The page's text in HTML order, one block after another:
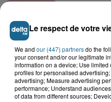
13h28
Athlétisme,
Jimmy
13h23
Des cours...
Dunes
Le respect de votre
We and our (447) partnersdo the
your consent and/or our legitimate
information on a device; Use
profiles for personalised
advertising; Measure advertising
performance; Understand
of data from different sources;